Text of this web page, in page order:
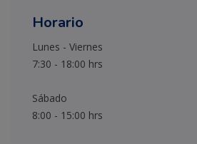
Horario
Lunes - Viernes
7:30 - 18:00 hrs
Sábado
8:00 - 15:00 hrs